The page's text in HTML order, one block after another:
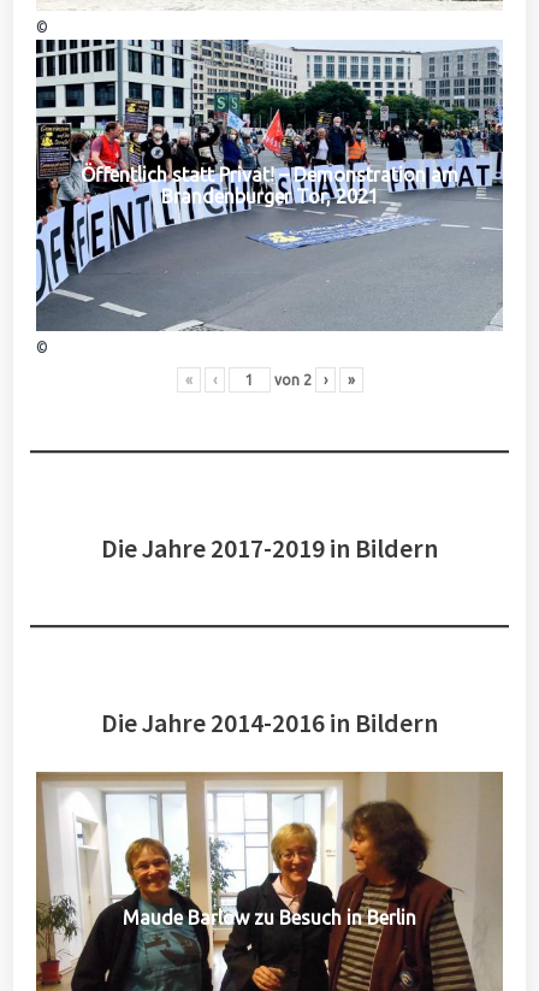
©
Öffentlich statt Privat! – Demonstration am
Brandenburger Tor, 2021
©
« ‹ von 2 › »
Die Jahre 2017-2019 in Bildern
Die Jahre 2014-2016 in Bildern
Maude Barlow zu Besuch in Berlin